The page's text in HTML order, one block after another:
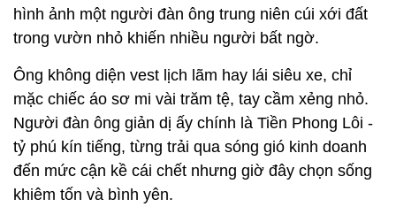
hình ảnh một người đàn ông trung niên cúi xới đất
trong vườn nhỏ khiến nhiều người bất ngờ.
Ông không diện vest lịch lãm hay lái siêu xe, chỉ
mặc chiếc áo sơ mi vài trăm tệ, tay cầm xẻng nhỏ.
Người đàn ông giản dị ấy chính là Tiền Phong Lôi -
tỷ phú kín tiếng, từng trải qua sóng gió kinh doanh
đến mức cận kề cái chết nhưng giờ đây chọn sống
khiêm tốn và bình yên.